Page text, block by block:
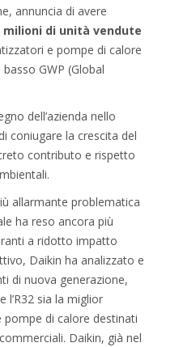
annuncia di avere
milioni di unità vendute
e pompe di calore
GWP (Global
dell’azienda nello
coniugare la crescita del
contributo e rispetto
allarmante problematica
ha reso ancora più
a ridotto impatto
Daikin ha analizzato e
di nuova generazione,
l’R32 sia la miglior
di calore destinati
Daikin, già nel